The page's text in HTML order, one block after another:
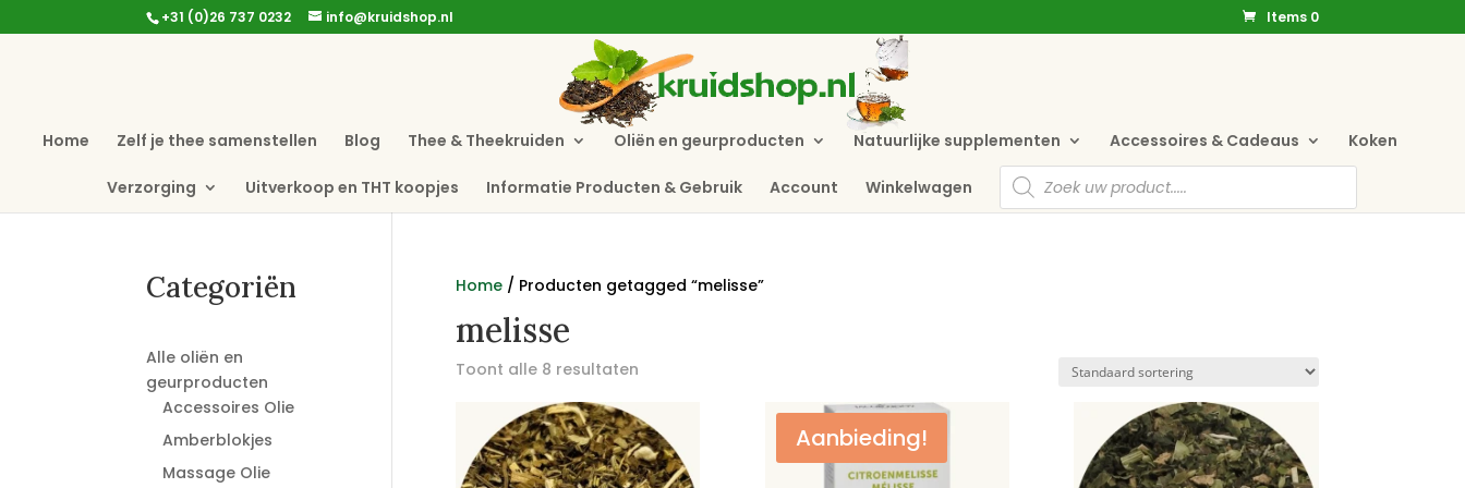
+31 (0)26 737 0232 info@kruidshop.nl Items 0
Home Zelf je thee samenstellen Blog Thee & Theekruiden Oliën en geurproducten Natuurlijke supplementen Accessoires & Cadeaus Koken
Verzorging Uitverkoop en THT koopjes Informatie Producten & Gebruik Account Winkelwagen
Producten
zoeken
Home/ Producten getagged “melisse”
melisse
Toont alle 8 resultaten
Aanbieding!
Categoriën
Alle oliën en
geurproducten
Accessoires Olie
Amberblokjes
Massage Olie